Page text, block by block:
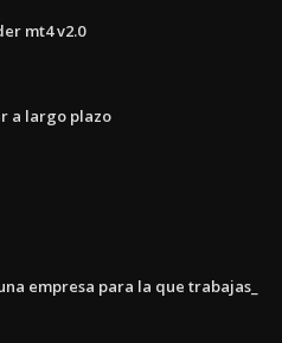
mt4 v2.0
a largo plazo
empresa para la que trabajas_